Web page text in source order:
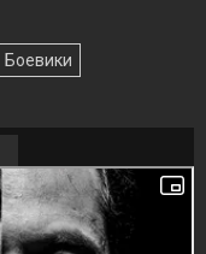
Боевики